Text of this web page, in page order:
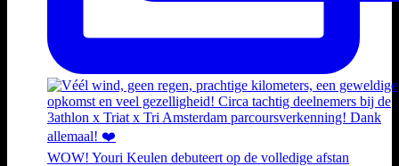
WOW! Youri Keulen debuteert op de volledige afstan